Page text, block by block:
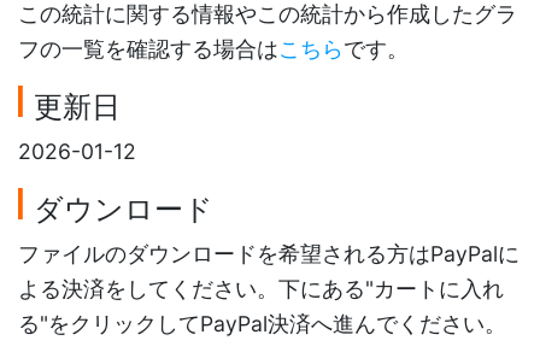
この統計に関する情報やこの統計から作成したグラ
フの一覧を確認する場合はこちらです。
更新日
2026-01-12
ダウンロード
ファイルのダウンロードを希望される方はPayPalに
よる決済をしてください。下にある"カートに入れ
る"をクリックしてPayPal決済へ進んでください。